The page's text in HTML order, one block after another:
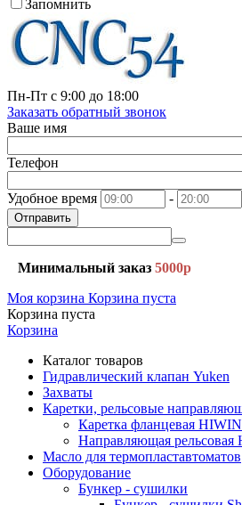
Запомнить
Пн-Пт с 9:00 до 18:00
Заказать обратный звонок
Ваше имя
Телефон
Удобное время -
Отправить
Минимальный заказ 5000р
Моя корзина Корзина пуста
Корзина пуста
Корзина
Каталог товаров
Гидравлический клапан Yuken
Захваты
Каретки, рельсовые
Каретка фланцевая HIWIN
Направляющая рельсовая
Масло для термопластавтоматов
Оборудование
Бункер - сушилки